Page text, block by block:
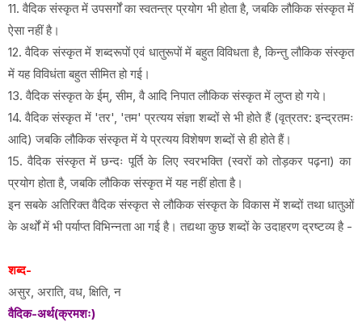
11. वैदिक संस्कृत में उपसर्गों का स्वतन्त्र प्रयोग भी होता है, जबकि लौकिक संस्कृत में
ऐसा नहीं है।
12. वैदिक संस्कृत में शब्दरूपों एवं धातुरूपों में बहुत विविधता है, किन्तु लौकिक संस्कृत
में यह विविधंता बहुत सीमित हो गई।
13. वैदिक संस्कृत के ईम्, सीम, वै आदि निपात लौकिक संस्कृत में लुप्त हो गये।
14. वैदिक संस्कृत में 'तर', 'तम' प्रत्यय संज्ञा शब्दों से भी होते हैं (वृत्रतर: इन्द्रतमः
आदि) जबकि लौकिक संस्कृत में ये प्रत्यय विशेषण शब्दों से ही होते हैं।
15. वैदिक संस्कृत में छन्दः पूर्ति के लिए स्वरभक्ति (स्वरों को तोड़कर पढ़ना) का
प्रयोग होता है, जबकि लौकिक संस्कृत में यह नहीं होता है।
इन सबके अतिरिक्त वैदिक संस्कृत से लौकिक संस्कृत के विकास में शब्दों तथा धातुओं
के अर्थों में भी पर्याप्त विभिन्नता आ गई है। तद्यथा कुछ शब्दों के उदाहरण द्रष्टव्य है -
शब्द-
असुर, अराति, वध, क्षिति, न
वैदिक-अर्थ(क्रमशः)